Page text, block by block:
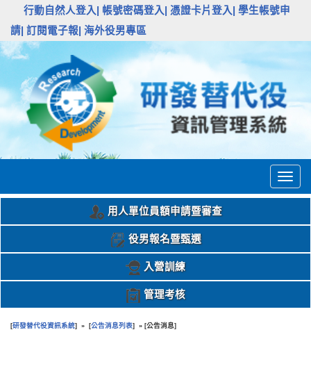
行動自然人登入| 帳號密碼登入| 憑證卡片登入|
學生帳號申
請| 訂閱電子報| 海外役男專區
用人單位員額申請暨審查
役男報名暨甄選
入營訓練
管理考核
[研發替代役資訊系統] » [公告消息列表] » [公告消息]